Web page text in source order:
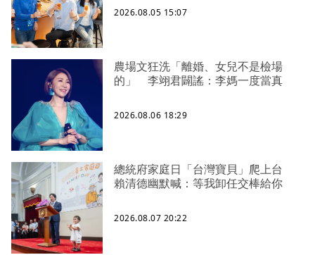
2026.08.05 15:07
農場文狂洗「離婚、女兒不是檢場
的」 李翊君闢謠：李媽一度當真
2026.08.06 18:29
總統府家庭日「台灣寶貝」爬上台
賴清德幽默喊：等我卸任交棒給你
2026.08.07 20:22